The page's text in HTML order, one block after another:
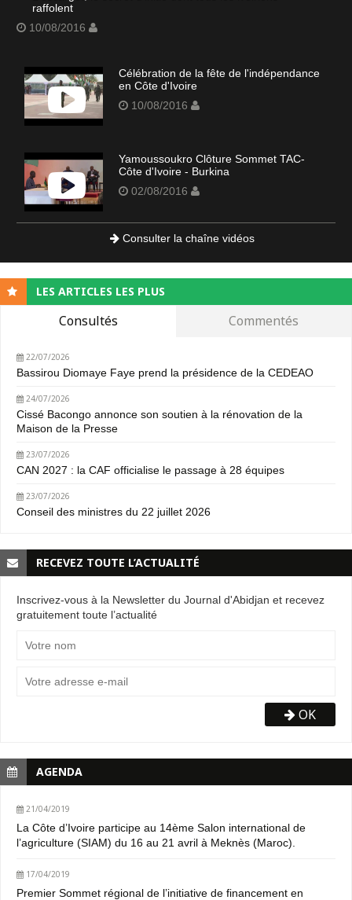
raffolent
10/08/2016
Célébration de la fête de l'indépendance
en Côte d'Ivoire
10/08/2016
Yamoussoukro Clôture Sommet TAC-
Côte d'Ivoire - Burkina
02/08/2016
Consulter la chaîne vidéos
LES ARTICLES LES PLUS
Consultés Commentés
22/07/2026
Bassirou Diomaye Faye prend la présidence de la CEDEAO
24/07/2026
Cissé Bacongo annonce son soutien à la rénovation de la
Maison de la Presse
23/07/2026
CAN 2027 : la CAF officialise le passage à 28 équipes
23/07/2026
Conseil des ministres du 22 juillet 2026
RECEVEZ TOUTE L’ACTUALITÉ
Inscrivez-vous à la Newsletter du Journal d'Abidjan et recevez
gratuitement toute l’actualité
OK
AGENDA
21/04/2019
La Côte d’Ivoire participe au 14ème Salon international de
l’agriculture (SIAM) du 16 au 21 avril à Meknès (Maroc).
17/04/2019
Premier Sommet régional de l’initiative de financement en